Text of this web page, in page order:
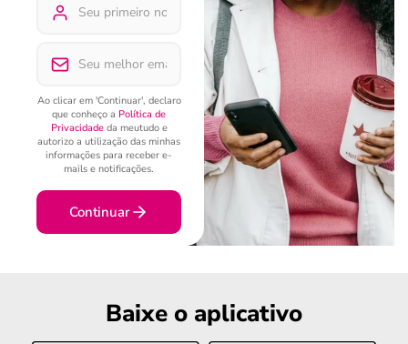
Ao clicar em 'Continuar', declaro
que conheço a Política de
Privacidadeda meutudo e
autorizo a utilização das minhas
informações para receber e-
mails e notificações.
Continuar
Baixe o aplicativo